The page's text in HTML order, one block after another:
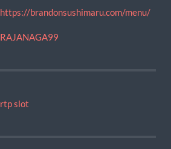
https://brandonsushimaru.com/menu/
RAJANAGA99
rtp slot